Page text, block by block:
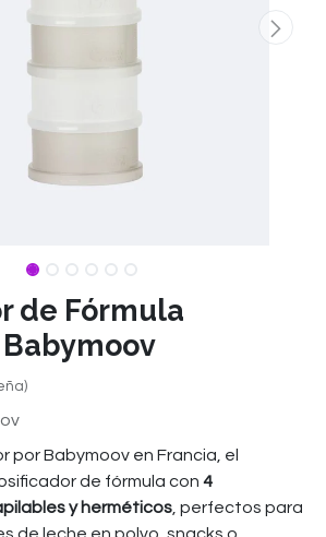
de Fórmula
por Babymoov en Francia, el
de fórmula con 4
y herméticos , perfectos para
de leche en polvo, snacks o